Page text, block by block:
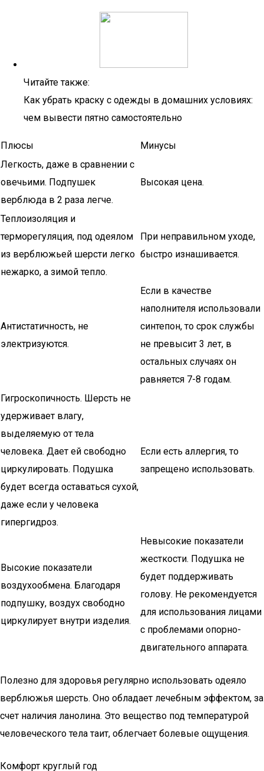
Читайте также:
Как убрать краску с одежды в домашних условиях:
чем вывести пятно самостоятельно
Плюсы
Минусы
Легкость, даже в сравнении с
овечьими. Подпушек
верблюда в 2 раза легче.
Высокая цена.
Теплоизоляция и
терморегуляция, под одеялом
из верблюжьей шерсти легко
нежарко, а зимой тепло.
При неправильном уходе,
быстро изнашивается.
Антистатичность, не
электризуются.
Если в качестве
наполнителя использовали
синтепон, то срок службы
не превысит 3 лет, в
остальных случаях он
равняется 7-8 годам.
Гигроскопичность. Шерсть не
удерживает влагу,
выделяемую от тела
человека. Дает ей свободно
циркулировать. Подушка
будет всегда оставаться сухой,
даже если у человека
гипергидроз.
Если есть аллергия, то
запрещено использовать.
Высокие показатели
воздухообмена. Благодаря
подпушку, воздух свободно
циркулирует внутри изделия.
Невысокие показатели
жесткости. Подушка не
будет поддерживать
голову. Не рекомендуется
для использования лицами
с проблемами опорно-
двигательного аппарата.
Полезно для здоровья регулярно использовать одеяло
верблюжья шерсть. Оно обладает лечебным эффектом, за
счет наличия ланолина. Это вещество под температурой
человеческого тела таит, облегчает болевые ощущения.
Комфорт круглый год